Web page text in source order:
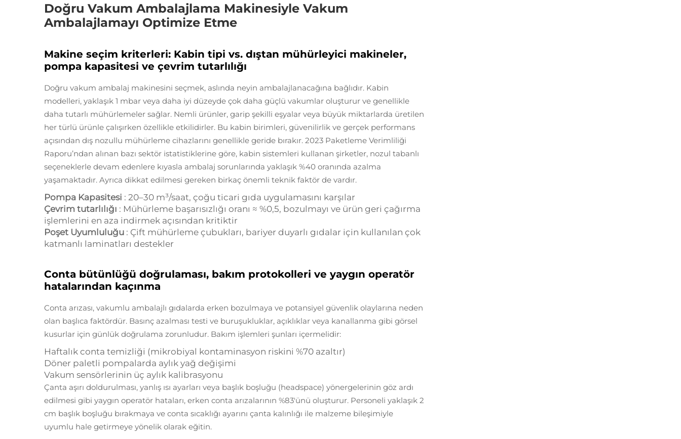
Doğru Vakum Ambalajlama Makinesiyle Vakum
Ambalajlamayı Optimize Etme
Makine seçim kriterleri: Kabin tipi vs. dıştan mühürleyici makineler,
pompa kapasitesi ve çevrim tutarlılığı
Doğru vakum ambalaj makinesini seçmek, aslında neyin ambalajlanacağına bağlıdır. Kabin
modelleri, yaklaşık 1 mbar veya daha iyi düzeyde çok daha güçlü vakumlar oluşturur ve genellikle
daha tutarlı mühürlemeler sağlar. Nemli ürünler, garip şekilli eşyalar veya büyük miktarlarda üretilen
her türlü ürünle çalışırken özellikle etkilidirler. Bu kabin birimleri, güvenilirlik ve gerçek performans
açısından dış nozullu mühürleme cihazlarını genellikle geride bırakır. 2023 Paketleme Verimliliği
Raporu’ndan alınan bazı sektör istatistiklerine göre, kabin sistemleri kullanan şirketler, nozul tabanlı
seçeneklerle devam edenlere kıyasla ambalaj sorunlarında yaklaşık %40 oranında azalma
yaşamaktadır. Ayrıca dikkat edilmesi gereken birkaç önemli teknik faktör de vardır.
Pompa Kapasitesi : 20–30 m³/saat, çoğu ticari gıda uygulamasını karşılar
Çevrim tutarlılığı : Mühürleme başarısızlığı oranı ≈ %0,5, bozulmayı ve ürün geri çağırma
işlemlerini en aza indirmek açısından kritiktir
Poşet Uyumluluğu : Çift mühürleme çubukları, bariyer duyarlı gıdalar için kullanılan çok
katmanlı laminatları destekler
Conta bütünlüğü doğrulaması, bakım protokolleri ve yaygın operatör
hatalarından kaçınma
Conta arızası, vakumlu ambalajlı gıdalarda erken bozulmaya ve potansiyel güvenlik olaylarına neden
olan başlıca faktördür. Basınç azalması testi ve buruşukluklar, açıklıklar veya kanallanma gibi görsel
kusurlar için günlük doğrulama zorunludur. Bakım işlemleri şunları içermelidir:
Haftalık conta temizliği (mikrobiyal kontaminasyon riskini %70 azaltır)
Döner paletli pompalarda aylık yağ değişimi
Vakum sensörlerinin üç aylık kalibrasyonu
Çanta aşırı doldurulması, yanlış ısı ayarları veya başlık boşluğu (headspace) yönergelerinin göz ardı
edilmesi gibi yaygın operatör hataları, erken conta arızalarının %83'ünü oluşturur. Personeli yaklaşık 2
cm başlık boşluğu bırakmaya ve conta sıcaklığı ayarını çanta kalınlığı ile malzeme bileşimiyle
uyumlu hale getirmeye yönelik olarak eğitin.